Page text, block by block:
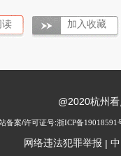
读 加入收藏
@2020杭州
备案/许可证号:浙ICP备19018591
网络违法犯罪举报 |